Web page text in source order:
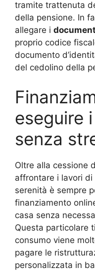
tramite trattenuta
della pensione. In
allegare i
proprio codice
documento
del cedolino della
eseguire
senza
Oltre alla cessione
affrontare i lavori
serenità è sempre
finanziamento
casa senza
Questa particolare
consumo viene
pagare le
personalizzata in